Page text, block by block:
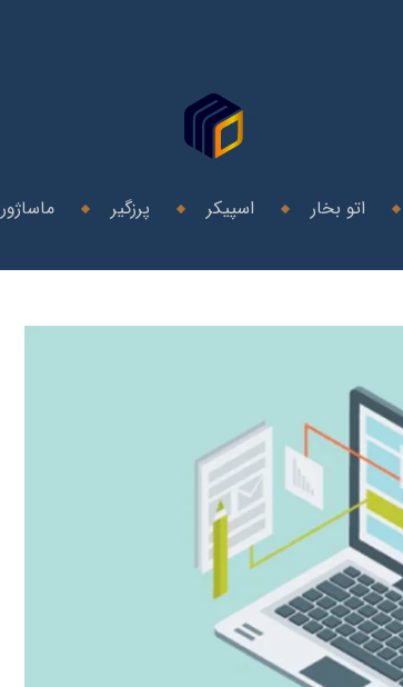
اتو بخار اسپیکر پرزگیر ماساژور